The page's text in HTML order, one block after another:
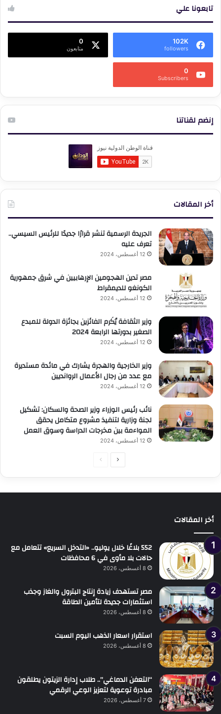
تابعونا علي
102K
followers
0
متابعون
0
Subscribers
إنضم لقناتنا
أخر المقالات
الجريدة الرسمية تنشر قرارًا جديدًا للرئيس السيسي..
تعرف عليه
12 أغسطس، 2024
مصر تدين الهجومين الإرهابيين في شرق جمهورية
الكونغو للديمقراط
12 أغسطس، 2024
وزير الثقافة يُكَرم الفائزين بجائزة الدولة للمبدع
الصغير بدورتها الرابعة 2024
12 أغسطس، 2024
وزير الخارجية والهجرة يشارك في مائدة مستديرة
مع عدد من رجال الأعمال الروانديين
12 أغسطس، 2024
نائب رئيس الوزراء وزير الصحة والسكان: تشكيل
لجنة وزارية لتنفيذ مشروع متكامل يحقق
المواءمة بين مخرجات الدراسة وسوق العمل
12 أغسطس، 2024
الصفحةالصفحة
أخر المقالات
552 بلاغًا خلال يوليو.. «التدخل السريع» تتعامل مع
حالات بلا مأوى في 6 محافظات
8 أغسطس، 2026
مصر تستهدف زيادة إنتاج البترول والغاز وجذب
استثمارات جديدة لتأمين الطاقة
8 أغسطس، 2026
استقرار اسعار الذهب اليوم السبت
8 أغسطس، 2026
“التعفن الدماغي”.. طلاب إدارة الزيتون يطلقون
مبادرة توعوية لتعزيز الوعي الرقمي
7 أغسطس، 2026